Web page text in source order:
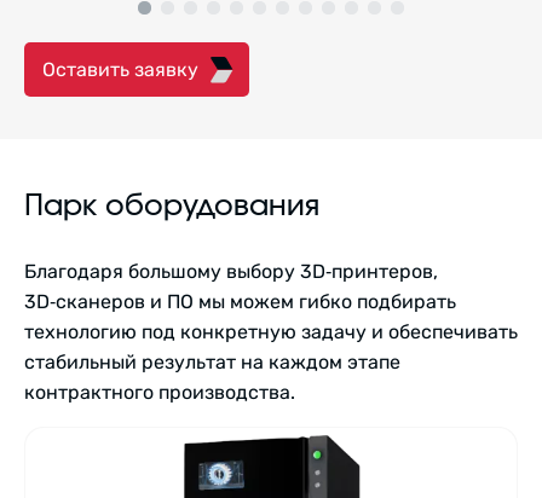
Оставить заявку
Парк оборудования
Благодаря большому выбору 3D‑принтеров,
3D‑сканеров и ПО мы можем гибко подбирать
технологию под конкретную задачу и обеспечивать
стабильный результат на каждом этапе
контрактного производства.